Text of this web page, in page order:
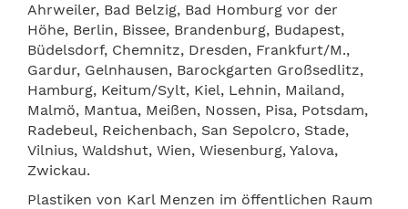
Ahrweiler, Bad Belzig, Bad Homburg vor der
Höhe, Berlin, Bissee, Brandenburg, Budapest,
Büdelsdorf, Chemnitz, Dresden, Frankfurt/M.,
Gardur, Gelnhausen, Barockgarten Großsedlitz,
Hamburg, Keitum/Sylt, Kiel, Lehnin, Mailand,
Malmö, Mantua, Meißen, Nossen, Pisa, Potsdam,
Radebeul, Reichenbach, San Sepolcro, Stade,
Vilnius, Waldshut, Wien, Wiesenburg, Yalova,
Zwickau.
Plastiken von Karl Menzen im öffentlichen Raum